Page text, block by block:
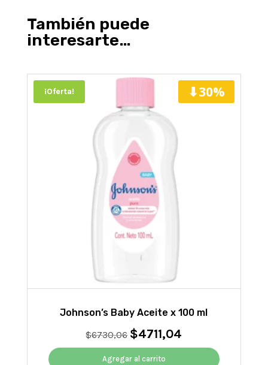
También puede
interesarte…
¡Oferta! ⬇30%
Johnson’s Baby Aceite x 100 ml
$6730,06 El
precio
original
$4711,04
precio
Agregar al carrito